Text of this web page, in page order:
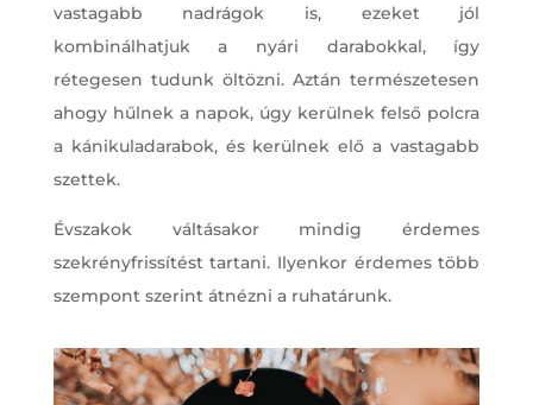
vastagabb nadrágok is, ezeket jól
kombinálhatjuk a nyári darabokkal, így
rétegesen tudunk öltözni. Aztán természetesen
ahogy hűlnek a napok, úgy kerülnek felső polcra
a kánikuladarabok, és kerülnek elő a vastagabb
szettek.
Évszakok váltásakor mindig érdemes
szekrényfrissítést tartani. Ilyenkor érdemes több
szempont szerint átnézni a ruhatárunk.